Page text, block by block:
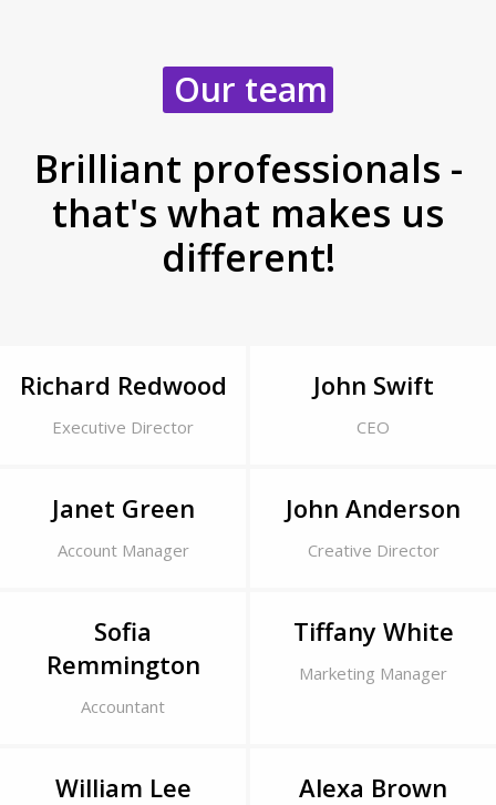
Our team
Brilliant professionals -
that's what makes us
different!
Richard Redwood
Executive Director
John Swift
CEO
Janet Green
Account Manager
John Anderson
Creative Director
Sofia
Remmington
Accountant
Tiffany White
Marketing Manager
William Lee Alexa Brown